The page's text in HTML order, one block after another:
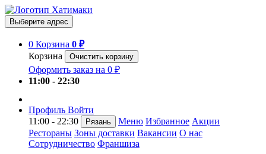
Выберите адрес
0 Корзина 0 ₽
Корзина
Очистить корзину
Оформить заказ на 0 ₽
11:00 - 22:30
Профиль Войти
11:00 - 22:30
Рязань Меню Избранное Акции
Рестораны Зоны доставки Вакансии О нас
Сотрудничество Франшиза